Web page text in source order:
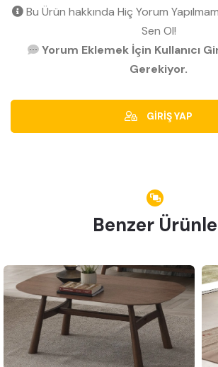
Bu Ürün hakkında Hiç Yorum
Sen Ol!
Yorum Eklemek İçin Kullanıcı
Gerekiyor.
GİRİŞ YAP
Benzer